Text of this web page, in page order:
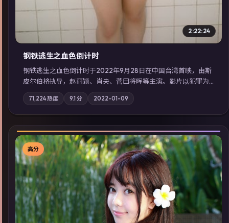
2:22:24
钢铁逃生之血色倒计时
钢铁逃生之血色倒计时于2022年9月28日在中国台湾首映，由斯
皮尔伯格执导，赵丽颖、肖央、菅田将晖等主演。影片以犯罪为
叙事主轴，失踪人口档案牵出跨国灰色产业链；摄影与配乐强化
地域气质；站内亦可通过「国产免费观看高清电视剧在线看」延
展检索同类型高分佳作，畅享高清在线追剧体验。
71,224热度 9.1 分 2022-01-09
▶
高分